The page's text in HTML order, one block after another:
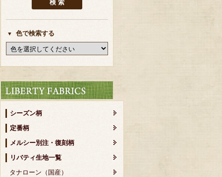
色で検索する
シーズン柄
定番柄
メルシー別注・復刻柄
リバティ生地一覧
タナローン（国産）